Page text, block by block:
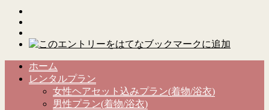
ホーム
レンタルプラン
女性ヘアセット込みプラン(着物/浴衣)
男性プラン(着物/浴衣)